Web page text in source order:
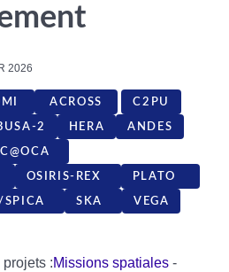
2026
ACROSS C2PU
2 HERA ANDES
OSIRIS-REX PLATO
SPICA SKA VEGA
projets :Missions spatiales -